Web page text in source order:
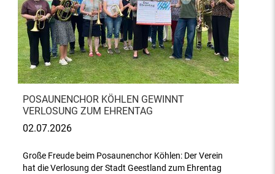
POSAUNENCHOR KÖHLEN GEWINNT
VERLOSUNG ZUM EHRENTAG
02.07.2026
Große Freude beim Posaunenchor Köhlen: Der Verein
hat die Verlosung der Stadt Geestland zum Ehrentag